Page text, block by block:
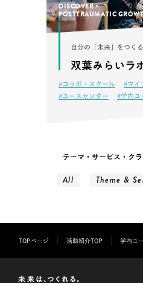
DISCOVER
POSTTRAUMATIC
自分の「未来」をつく
双葉みらいラ
#コラボ・スクール
#マイ
#ユースセンター
#学内ユ
テーマ・サービス・ク
All Theme &
TOPページ 活動紹介TOP 学内ユ